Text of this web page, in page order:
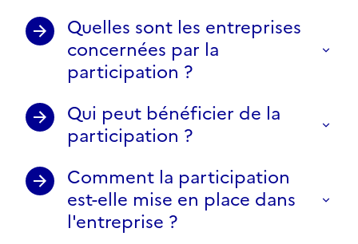
Quelles sont les entreprises
concernées par la
participation ?
Qui peut bénéficier de la
participation ?
Comment la participation
est-elle mise en place dans
l'entreprise ?